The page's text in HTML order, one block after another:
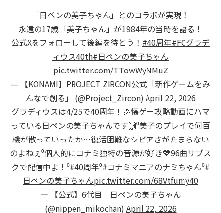
「日ペンの美子ちゃん」とのコラボが実現！
永遠の17歳「美子ちゃん」が1984年の当時を語る！
公式Xをフォローして後編を待とう！ #40周年#FCグラデ
ィウス40th#日ペンの美子ちゃん
pic.twitter.com/TTowWyNMuZ
— 【KONAMI】PROJECT ZIRCON公式「新作ゲームをみ
んなで創る」 (@Project_Zircon) April 22, 2026
グラディウスは4/25で40周年！🎉懐ゲー攻略動画にハマ
っている日ペンの美子ちゃんです🙌⁰美子のプレイで何百
機が散っていったか…復活困難なシビアさがたまらない
のよねぇ⁰個人的にコナミ独特の音源が好き💖96曲サブス
クで配信中よ！⁰#40周年⁰#コナミマニアのナミちゃん⁰#
日ペンの美子ちゃんpic.twitter.com/68Vtfumy40
— 【公式】6代目 日ペンの美子ちゃん
(@nippen_mikochan) April 22, 2026